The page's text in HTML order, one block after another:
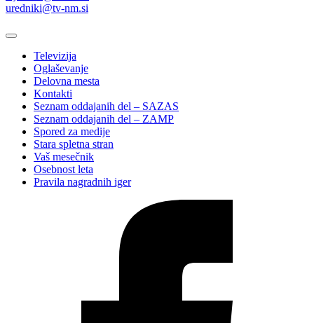
uredniki@tv-nm.si
Televizija
Oglaševanje
Delovna mesta
Kontakti
Seznam oddajanih del – SAZAS
Seznam oddajanih del – ZAMP
Spored za medije
Stara spletna stran
Vaš mesečnik
Osebnost leta
Pravila nagradnih iger